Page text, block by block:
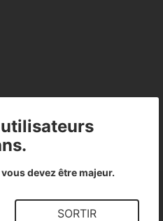
devez être majeur.
SORTIR